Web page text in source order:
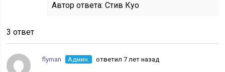
Автор ответа:Стив Куо
3 ответ
flyman Админ. ответил 7 лет назад